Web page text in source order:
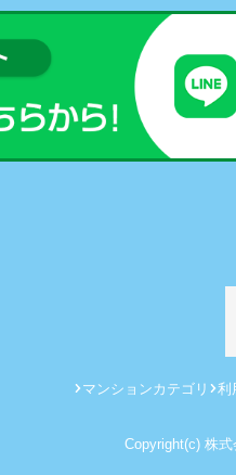
マンションカテゴリ 利
Copyright(c) 株